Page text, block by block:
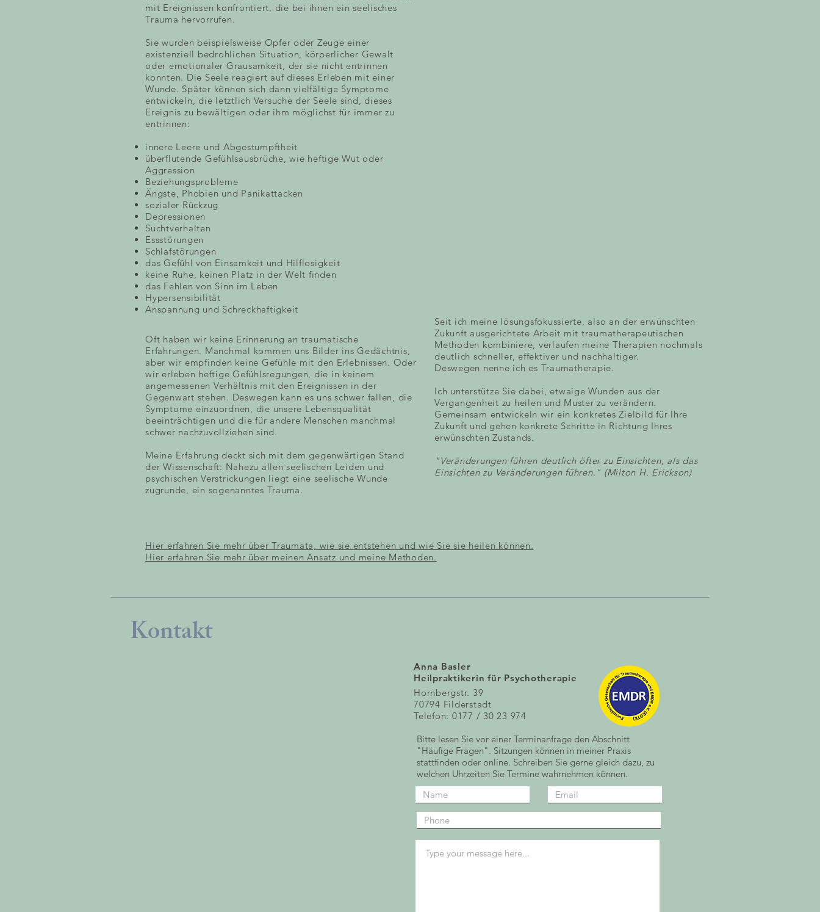
mit Ereignissen konfrontiert, die bei ihnen ein seelisches
Trauma hervorrufen.
Sie wurden beispielsweise Opfer oder Zeuge einer
existenziell bedrohlichen Situation, körperlicher Gewalt
oder emotionaler Grausamkeit, der sie nicht entrinnen
konnten. Die Seele reagiert auf dieses Erleben mit einer
Wunde. Später können sich dann vielfältige Symptome
entwickeln, die letztlich Versuche der Seele sind, dieses
Ereignis zu bewältigen oder ihm möglichst für immer zu
entrinnen:
innere Leere und Abgestumpftheit
überflutende Gefühlsausbrüche, wie heftige Wut oder
Aggression
Beziehungsprobleme
Ängste, Phobien und Panikattacken
sozialer Rückzug
Depressionen
Suchtverhalten
Essstörungen
Schlafstörungen
das Gefühl von Einsamkeit und Hilflosigkeit
keine Ruhe, keinen Platz in der Welt finden
das Fehlen von Sinn im Leben
Hypersensibilität
Anspannung und Schreckhaftigkeit
Oft haben wir keine Erinnerung an traumatische
Erfahrungen. Manchmal kommen uns Bilder ins Gedächtnis,
aber wir empfinden keine Gefühle mit den Erlebnissen. Oder
wir erleben heftige Gefühlsregungen, die in keinem
angemessenen Verhältnis mit den Ereignissen in der
Gegenwart stehen. Deswegen kann es uns schwer fallen, die
Symptome einzuordnen, die unsere Lebensqualität
beeinträchtigen und die für andere Menschen manchmal
schwer nachzuvollziehen sind.
Meine Erfahrung deckt sich mit dem gegenwärtigen Stand
der Wissenschaft: Nahezu allen seelischen Leiden und
psychischen Verstrickungen liegt eine seelische Wunde
zugrunde, ein sogenanntes Trauma.
Seit ich meine lösungsfokussierte, also an der erwünschten
Zukunft ausgerichtete Arbeit mit traumatherapeutischen
Methoden kombiniere, verlaufen meine Therapien nochmals
deutlich schneller, effektiver und nachhaltiger.
Deswegen nenne ich es Traumatherapie.
​Ich unterstütze Sie dabei, etwaige Wunden aus der
Vergangenheit zu heilen und Muster zu verändern.
Gemeinsam entwickeln wir ein konkretes Zielbild für Ihre
Zukunft und gehen konkrete Schritte in Richtung Ihres
erwünschten Zustands.
"Veränderungen führen deutlich öfter zu Einsichten, als das
Einsichten zu Veränderungen führen." (Milton H. Erickson)
Hier erfahren Sie mehr über Traumata, wie sie entstehen und wie Sie sie heilen können.
Hier erfahren Sie mehr über meinen Ansatz und meine Methoden.
Kontakt
Anna Basler
Heilpraktikerin für Psychotherapie
Hornbergstr. 39
70794 Filderstadt
Telefon: 0177 / 30 23 974
Bitte lesen Sie vor einer Terminanfrage den Abschnitt
"Häufige Fragen". ​Sitzungen können in meiner Praxis
stattfinden oder online. Schreiben Sie gerne gleich dazu, zu
welchen Uhrzeiten Sie Termine wahrnehmen können.